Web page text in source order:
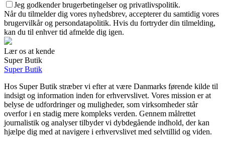
Jeg godkender brugerbetingelser og privatlivspolitik.
Når du tilmelder dig vores nyhedsbrev, accepterer du samtidig vores
brugervilkår og persondatapolitik. Hvis du fortryder din tilmelding,
kan du til enhver tid afmelde dig igen.
Lær os at kende
Super Butik
Super Butik
Hos Super Butik stræber vi efter at være Danmarks førende kilde til
indsigt og information inden for erhvervslivet. Vores mission er at
belyse de udfordringer og muligheder, som virksomheder står
overfor i en stadig mere kompleks verden. Gennem målrettet
journalistik og analyser tilbyder vi dybdegående indhold, der kan
hjælpe dig med at navigere i erhvervslivet med selvtillid og viden.